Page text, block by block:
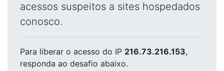
acessos suspeitos a sites hospedados
conosco.
Para liberar o acesso do IP 216.73.216.153,
responda ao desafio abaixo.